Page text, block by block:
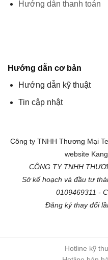
Hướng dẫn thanh toán
Hướng dẫn cơ bản
Hướng dẫn kỹ thuật
Tin cập nhật
Công ty TNHH Thương Mại
website
CÔNG TY TNHH
Sở kế hoạch và đầu tư
0109469311 -
Đăng ký thay đổi
Hotline kỹ